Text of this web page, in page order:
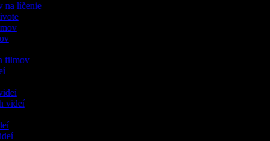
na líčenie
filmov
videí